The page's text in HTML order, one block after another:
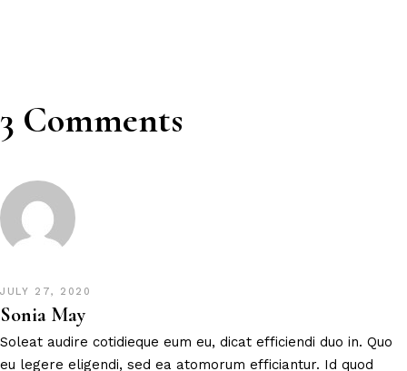
3 Comments
JULY 27, 2020
Sonia May
Soleat audire cotidieque eum eu, dicat efficiendi duo in. Quo
eu legere eligendi, sed ea atomorum efficiantur. Id quod